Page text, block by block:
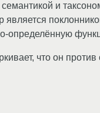
и
является
определённую
что он